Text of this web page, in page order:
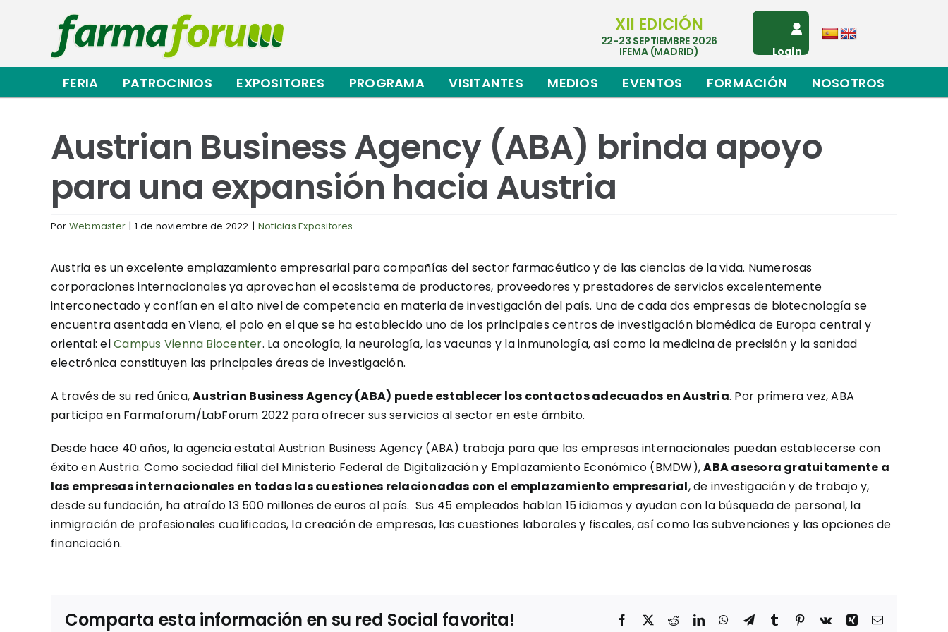
contenido
XII EDICIÓN
22-23 SEPTIEMBRE 2026
IFEMA (MADRID) Login
FERIA PATROCINIOS EXPOSITORES PROGRAMA VISITANTES MEDIOS EVENTOS FORMACIÓN NOSOTROS
Austrian Business Agency (ABA) brinda apoyo
para una expansión hacia Austria
Por Webmaster | 1 de noviembre de 2022 | Noticias Expositores
Austria es un excelente emplazamiento empresarial para compañías del sector farmacéutico y de las ciencias de la vida. Numerosas
corporaciones internacionales ya aprovechan el ecosistema de productores, proveedores y prestadores de servicios excelentemente
interconectado y confían en el alto nivel de competencia en materia de investigación del país. Una de cada dos empresas de biotecnología se
encuentra asentada en Viena, el polo en el que se ha establecido uno de los principales centros de investigación biomédica de Europa central y
oriental: elCampus Vienna Biocenter. La oncología, la neurología, las vacunas y la inmunología, así como la medicina de precisión y la sanidad
electrónica constituyen las principales áreas de investigación.
A través de su red única,Austrian Business Agency (ABA) puede establecer los contactos adecuados en Austria. Por primera vez, ABA
participa en Farmaforum/LabForum 2022 para ofrecer sus servicios al sector en este ámbito.
Desde hace 40 años, la agencia estatal Austrian Business Agency (ABA) trabaja para que las empresas internacionales puedan establecerse con
éxito en Austria. Como sociedad filial del Ministerio Federal de Digitalización y Emplazamiento Económico (BMDW),ABA asesora gratuitamente a
las empresas internacionales en todas las cuestiones relacionadas con el emplazamiento empresarial, de investigación y de trabajo y,
desde su fundación, ha atraído 13 500 millones de euros al país. Sus 45 empleados hablan 15 idiomas y ayudan con la búsqueda de personal, la
inmigración de profesionales cualificados, la creación de empresas, las cuestiones laborales y fiscales, así como las subvenciones y las opciones de
financiación.
Comparta esta información en su red Social favorita! Facebook
X RedditLinkedInWhatsApp
TelegramTumblr Pinterest
Vk Xing Correo